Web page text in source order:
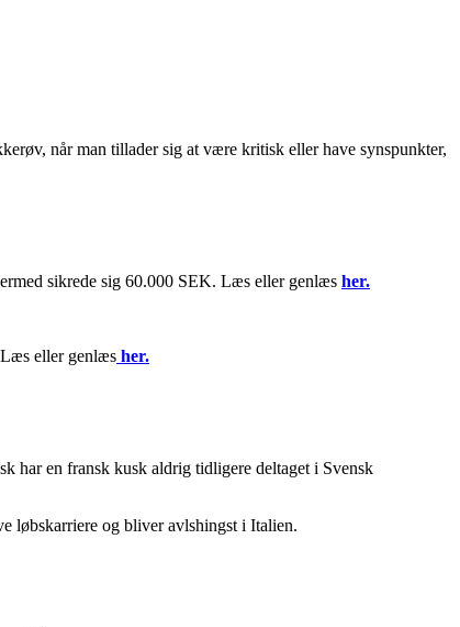
når man tillader sig at være kritisk eller have synspunkter,
sikrede sig 60.000 SEK. Læs eller genlæs her.
eller genlæs her.
har en fransk kusk aldrig tidligere deltaget i Svensk
løbskarriere og bliver avlshingst i Italien.